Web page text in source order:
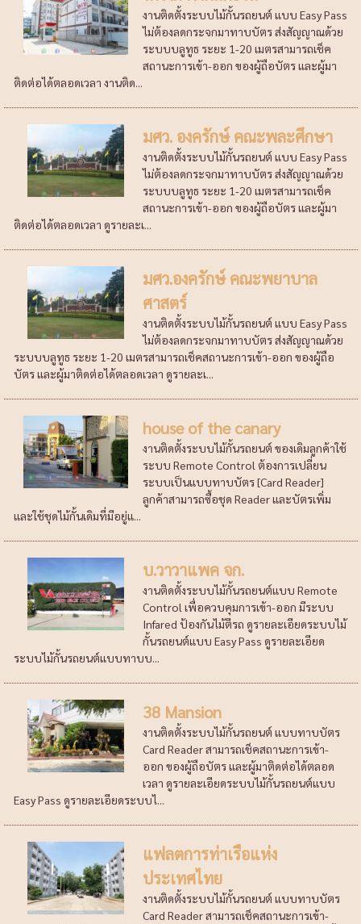
งานติดตั้งระบบไม้กั้นรถยนต์ แบบ Easy Pass
ไม่ต้องลดกระจกมาทาบบัตร ส่งสัญญาณด้วย
ระบบบลูทูธ ระยะ 1-20 เมตรสามารถเช็ค
สถานะการเข้า-ออก ของผู้ถือบัตร และผู้มา
ติดต่อได้ตลอดเวลา งานติด...
มศว. องครักษ์ คณะพละศึกษา
งานติดตั้งระบบไม้กั้นรถยนต์ แบบ Easy Pass
ไม่ต้องลดกระจกมาทาบบัตร ส่งสัญญาณด้วย
ระบบบลูทูธ ระยะ 1-20 เมตรสามารถเช็ค
สถานะการเข้า-ออก ของผู้ถือบัตร และผู้มา
ติดต่อได้ตลอดเวลา ดูรายละเ...
มศว.องครักษ์ คณะพยาบาล
ศาสตร์
งานติดตั้งระบบไม้กั้นรถยนต์ แบบ Easy Pass
ไม่ต้องลดกระจกมาทาบบัตร ส่งสัญญาณด้วย
ระบบบลูทูธ ระยะ 1-20 เมตรสามารถเช็คสถานะการเข้า-ออก ของผู้ถือ
บัตร และผู้มาติดต่อได้ตลอดเวลา ดูรายละเ...
house of the canary
งานติดตั้งระบบไม้กั้นรถยนต์ ของเดิมลูกค้าใช้
ระบบ Remote Control ต้องการเปลี่ยน
ระบบเป็นแบบทาบบัตร [Card Reader]
ลูกค้าสามารถซื้อชุด Reader และบัตรเพิ่ม
และใช้ชุดไม้กั้นเดิมที่มีอยู่แ...
บ.วาวาแพค จก.
งานติดตั้งระบบไม้กั้นรถยนต์แบบ Remote
Control เพื่อควบคุมการเข้า-ออก มีระบบ
Infared ป้องกันไม้ตีรถ ดูรายละเอียดระบบไม้
กั้นรถยนต์แบบ Easy Pass ดูรายละเอียด
ระบบไม้กั้นรถยนต์แบบทาบบ...
38 Mansion
งานติดตั้งระบบไม้กั้นรถยนต์ แบบทาบบัตร
Card Reader สามารถเช็คสถานะการเข้า-
ออก ของผู้ถือบัตร และผู้มาติดต่อได้ตลอด
เวลา ดูรายละเอียดระบบไม้กั้นรถยนต์แบบ
Easy Pass ดูรายละเอียดระบบไ...
แฟลตการท่าเรือแห่ง
ประเทศไทย
งานติดตั้งระบบไม้กั้นรถยนต์ แบบทาบบัตร
Card Reader สามารถเช็คสถานะการเข้า-